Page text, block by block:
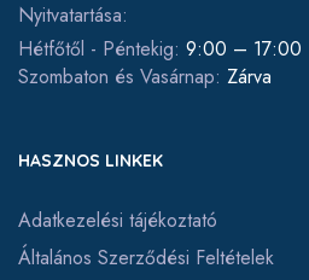
Nyitvatartása:
Hétfőtől - Péntekig: 9:00 – 17:00
Szombaton és Vasárnap: Zárva
HASZNOS LINKEK
Adatkezelési tájékoztató
Általános Szerződési Feltételek